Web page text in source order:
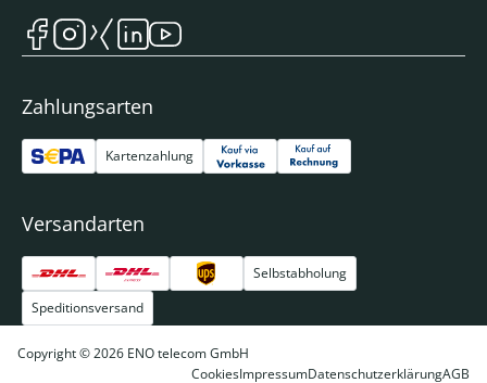
Zahlungsarten
Kartenzahlung
Versandarten
Selbstabholung
Speditionsversand
Copyright © 2026 ENO telecom GmbH
CookiesImpressumDatenschutzerklärungAGB